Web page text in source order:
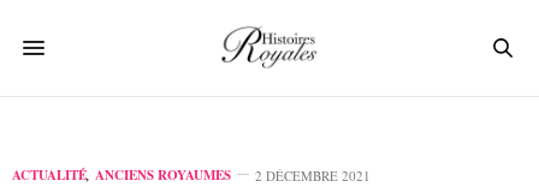
ACTUALITÉ, ANCIENS ROYAUMES 2 DÉCEMBRE 2021